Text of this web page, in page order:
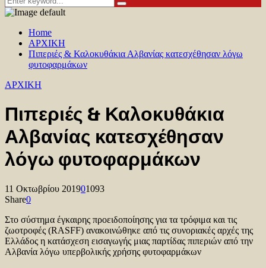
for:
Search
Home
ΑΡΧΙΚΗ
Πιπεριές & Καλοκυθάκια Αλβανίας κατεσχέθησαν λόγω
φυτοφαρμάκων
ΑΡΧΙΚΗ
Πιπεριές & Καλοκυθάκια
Αλβανίας κατεσχέθησαν
λόγω φυτοφαρμάκων
11 Οκτωβρίου 201901093
Share0
Στο σύστημα έγκαιρης προειδοποίησης για τα τρόφιμα και τις
ζωοτροφές (RASFF) ανακοινώθηκε από τις συνοριακές αρχές της
Ελλάδος η κατάσχεση εισαγωγής μιας παρτίδας πιπεριών από την
Αλβανία λόγω υπερβολικής χρήσης φυτοφαρμάκων